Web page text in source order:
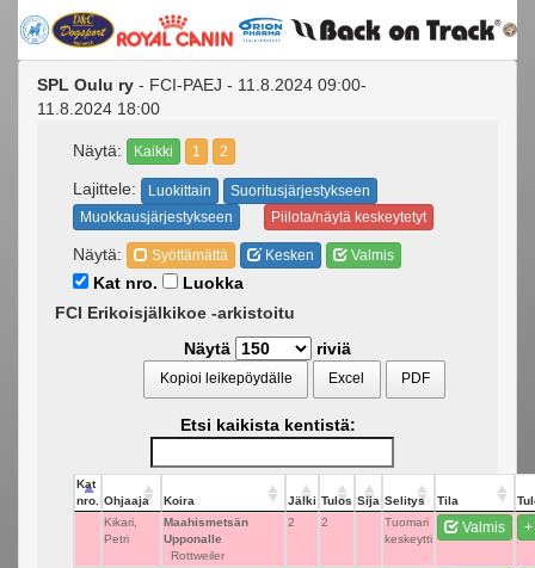
SPL Oulu ry - FCI-PAEJ - 11.8.2024 09:00-
11.8.2024 18:00
Näytä: Kaikki 1 2
Lajittele: Luokittain
Suoritusjärjestykseen
Muokkausjärjestykseen
Piilota/näytä keskeytetyt
Näytä: Syöttämättä Kesken Valmis
Kat nro.
Luokka
FCI Erikoisjälkikoe -arkistoitu
Näytä
riviä
Kopioi leikepöydälle Excel PDF
Etsi kaikista kentistä:
Kat
nro.
Ohjaaja Koira Jälki Tulos Sija Selitys Tila
Kikari,
Petri
Maahismetsän
Upponalle
Rottweiler
2 2
Tuomari
keskeytti
Valmis +